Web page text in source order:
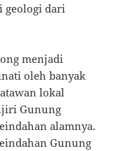
geologi dari
menjadi
oleh banyak
lokal
Gunung
alamnya.
Gunung